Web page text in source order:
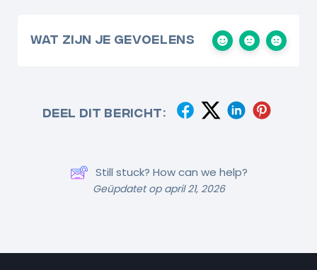
Wat zijn je gevoelens
Deel dit bericht:
Still stuck? How can we help?
Geüpdatet op april 21, 2026